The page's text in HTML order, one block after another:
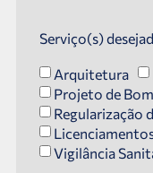
Serviço(s)
Arquitetura
Projeto de
Regularização
Vigilância